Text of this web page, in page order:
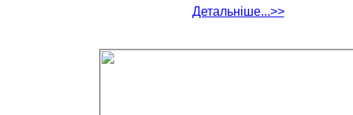
Детальніше...>>